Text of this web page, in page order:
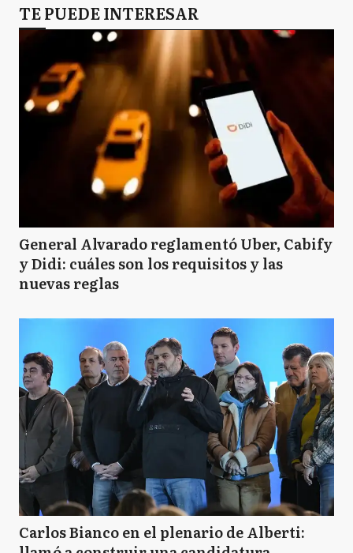
TE PUEDE INTERESAR
General Alvarado reglamentó Uber, Cabify
y Didi: cuáles son los requisitos y las
nuevas reglas
Carlos Bianco en el plenario de Alberti: